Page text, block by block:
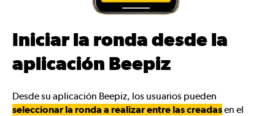
Iniciar la ronda desde la
aplicación Beepiz
Desde su aplicación Beepiz, los usuarios pueden
seleccionar la ronda a realizar entre las creadasen el